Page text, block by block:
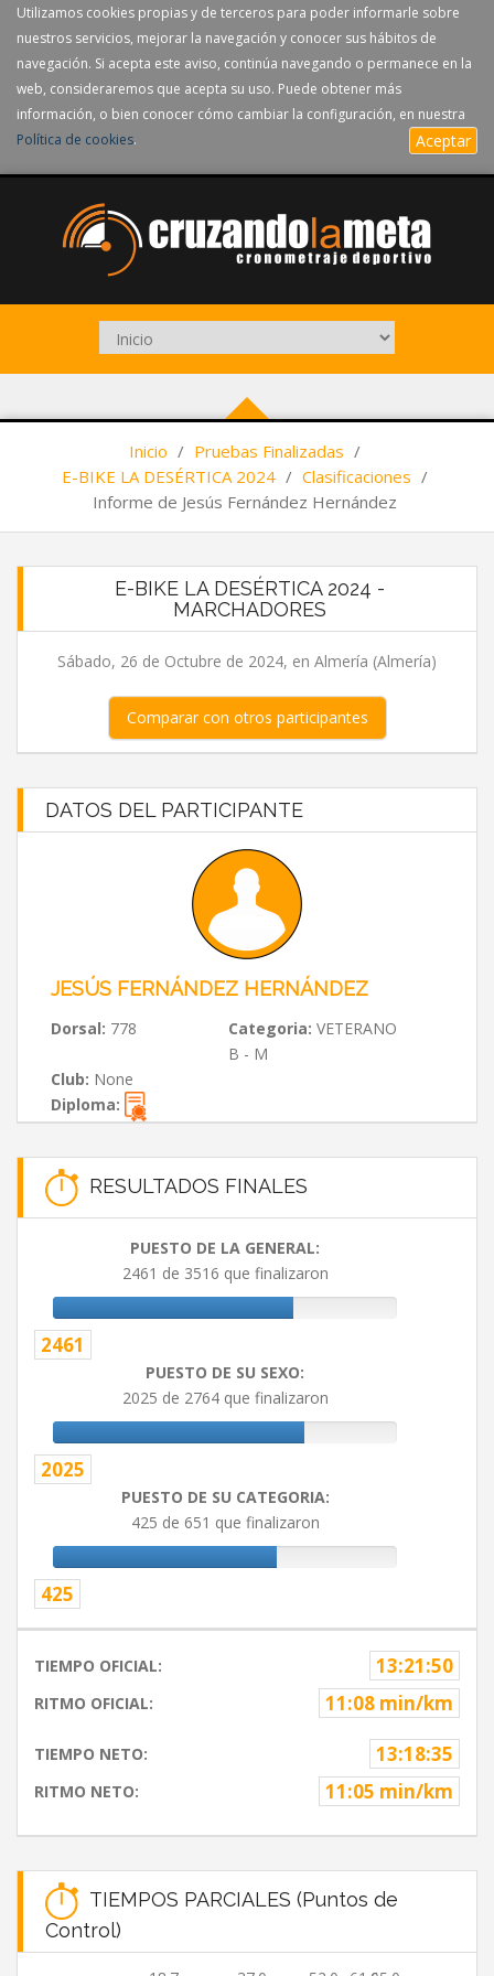
Utilizamos cookies propias y de terceros para poder informarle sobre
nuestros servicios, mejorar la navegación y conocer sus hábitos de
navegación. Si acepta este aviso, continúa navegando o permanece en la
web, consideraremos que acepta su uso. Puede obtener más
información, o bien conocer cómo cambiar la configuración, en nuestra
Política de cookies. Aceptar
Inicio / Pruebas Finalizadas /
E-BIKE LA DESÉRTICA 2024 / Clasificaciones /
Informe de Jesús Fernández Hernández
E-BIKE LA DESÉRTICA 2024 -
MARCHADORES
Sábado, 26 de Octubre de 2024, en Almería (Almería)
Comparar con otros participantes
DATOS DEL PARTICIPANTE
JESÚS FERNÁNDEZ HERNÁNDEZ
Dorsal: 778 Categoria: VETERANO
B - M
Club: None
Diploma:
RESULTADOS FINALES
PUESTO DE LA GENERAL:
2461 de 3516 que finalizaron
2461
PUESTO DE SU SEXO:
2025 de 2764 que finalizaron
2025
PUESTO DE SU CATEGORIA:
425 de 651 que finalizaron
425
TIEMPO OFICIAL: 13:21:50
RITMO OFICIAL: 11:08 min/km
TIEMPO NETO: 13:18:35
RITMO NETO: 11:05 min/km
TIEMPOS PARCIALES (Puntos de
Control)